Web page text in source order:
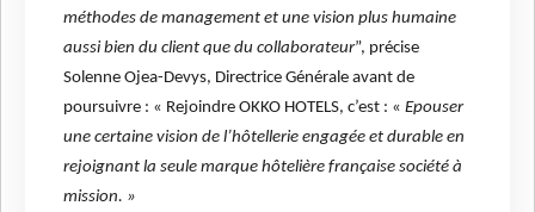
méthodes de management et une vision plus humaine
aussi bien du client que du collaborateur”, précise
Solenne Ojea-Devys, Directrice Générale avant de
poursuivre : « Rejoindre OKKO HOTELS, c’est : « Epouser
une certaine vision de l’hôtellerie engagée et durable en
rejoignant la seule marque hôtelière française société à
mission. »